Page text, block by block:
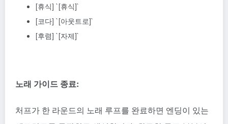
[휴식] `[휴식]`
[코다] `[아웃트로]`
[후렴] `[자제]`
노래 가이드 종료:
처프가 한 라운드의 노래 루프를 완료하면 엔딩이 있는